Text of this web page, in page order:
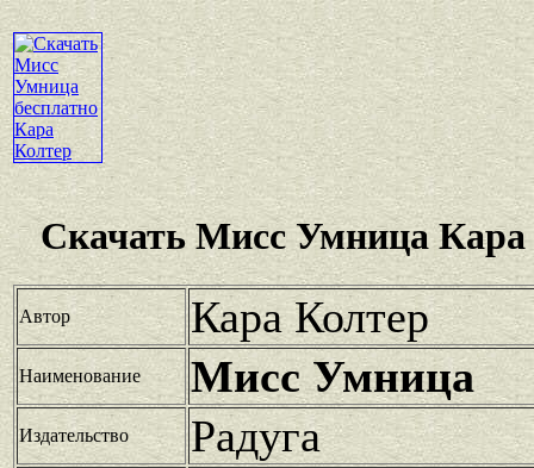
Скачать Мисс Умница Кара
Автор Кара Колтер
Наименование Мисс Умница
Издательство Радуга